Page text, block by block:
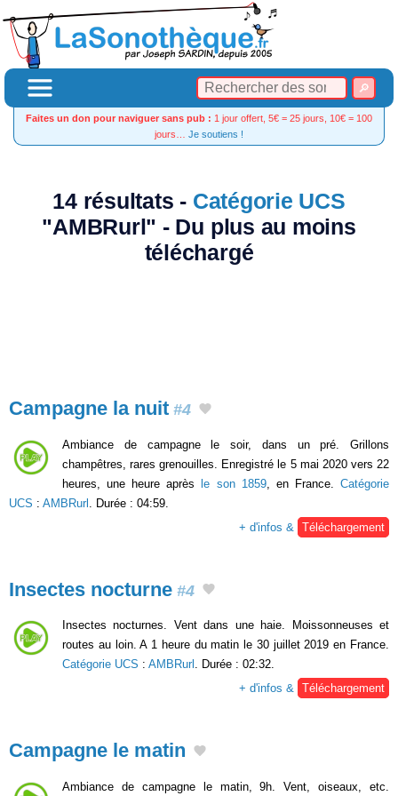
Faites un don pour naviguer sans pub : 1 jour offert, 5€ = 25 jours, 10€ = 100
jours… Je soutiens !
14 résultats - Catégorie UCS
"AMBRurl" - Du plus au moins
téléchargé
Campagne la nuit #4
Ambiance de campagne le soir, dans un pré. Grillons
champêtres, rares grenouilles. Enregistré le 5 mai 2020 vers 22
heures, une heure aprèsle son 1859, en France.Catégorie
UCS : AMBRurl . Durée : 04:59.
+ d'infos &
Téléchargement
Insectes nocturne #4
Insectes nocturnes. Vent dans une haie. Moissonneuses et
routes au loin. A 1 heure du matin le 30 juillet 2019 en France.
Catégorie UCS : AMBRurl . Durée : 02:32.
+ d'infos & Téléchargement
Campagne le matin
Ambiance de campagne le matin, 9h. Vent, oiseaux, etc.